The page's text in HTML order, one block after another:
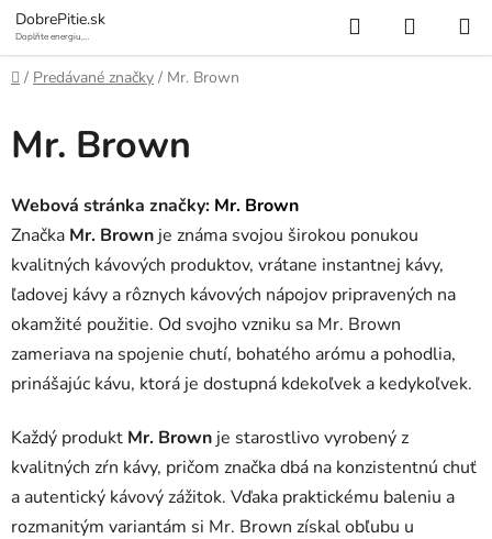
Prejsť
na
obsah
DobrePitie.sk
Doplňte energiu,
Hľadať
KOŠÍK
Domov
/ Predávané značky / Mr. Brown
Mr. Brown
Webová stránka značky: Mr. Brown
Značka Mr. Brown je známa svojou širokou ponukou
kvalitných kávových produktov, vrátane instantnej kávy,
ľadovej kávy a rôznych kávových nápojov pripravených na
okamžité použitie. Od svojho vzniku sa Mr. Brown
zameriava na spojenie chutí, bohatého arómu a pohodlia,
prinášajúc kávu, ktorá je dostupná kdekoľvek a kedykoľvek.
Každý produkt Mr. Brown je starostlivo vyrobený z
kvalitných zŕn kávy, pričom značka dbá na konzistentnú chuť
a autentický kávový zážitok. Vďaka praktickému baleniu a
rozmanitým variantám si Mr. Brown získal obľubu u